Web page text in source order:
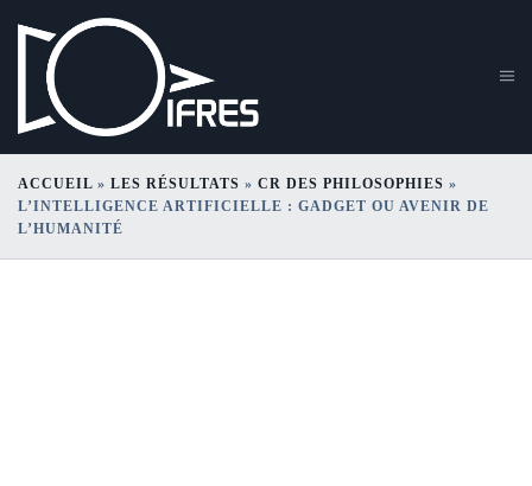
ACCUEIL » LES RÉSULTATS » CR DES PHILOSOPHIES »
L’INTELLIGENCE ARTIFICIELLE : GADGET OU AVENIR DE
L’HUMANITÉ